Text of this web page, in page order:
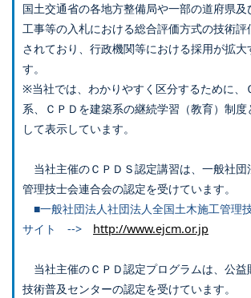
国土交通省の各地方整備局や一部の道府県
工事等の入札における総合評価方式の技術評
されており、行政機関等における採用が拡大
す。
※当社では、わかりやすく区分するために、
系、ＣＰＤを建築系の継続学習（教育）制
して表示しています。
当社主催のＣＰＤＳ認定講習は、一般社団
管理技士会連合会の認定を受けています。
■一般社団法人社団法人全国土木施工管理
サイト --> http://www.ejcm.or.jp
当社主催のＣＰＤ認定プログラムは、公益
技術普及センターの認定を受けています。